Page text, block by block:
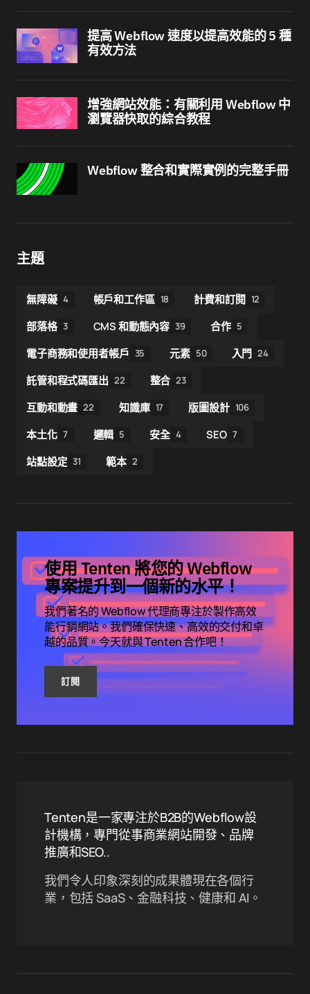
提高 Webflow 速度以提高效能的 5 種
有效方法
增強網站效能：有關利用 Webflow 中
瀏覽器快取的綜合教程
Webflow 整合和實際實例的完整手冊
主題
無障礙 4 帳戶和工作區 18 計費和訂閱 12
部落格 3 CMS 和動態內容 39 合作 5
電子商務和使用者帳戶 35 元素 50 入門 24
託管和程式碼匯出 22 整合 23
互動和動畫 22 知識庫 17 版圖設計 106
本土化 7 邏輯 5 安全 4 SEO 7
站點設定 31 範本 2
使用 Tenten 將您的 Webflow
專案提升到一個新的水平！
我們著名的 Webflow 代理商專注於製作高效
能行銷網站。我們確保快速、高效的交付和卓
越的品質。今天就與 Tenten 合作吧！
訂閱
Tenten是一家專注於B2B的Webflow設
計機構，專門從事商業網站開發、品牌
推廣和SEO..
我們令人印象深刻的成果體現在各個行
業，包括 SaaS、金融科技、健康和 AI。